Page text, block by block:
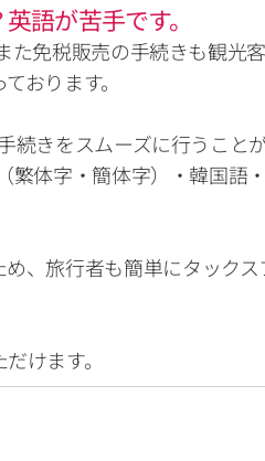
語が苦手です。
免税販売の手続きも観光
おります。
きをスムーズに行うこと
繁体字・簡体字）・韓国語
、旅行者も簡単にタック
けます。